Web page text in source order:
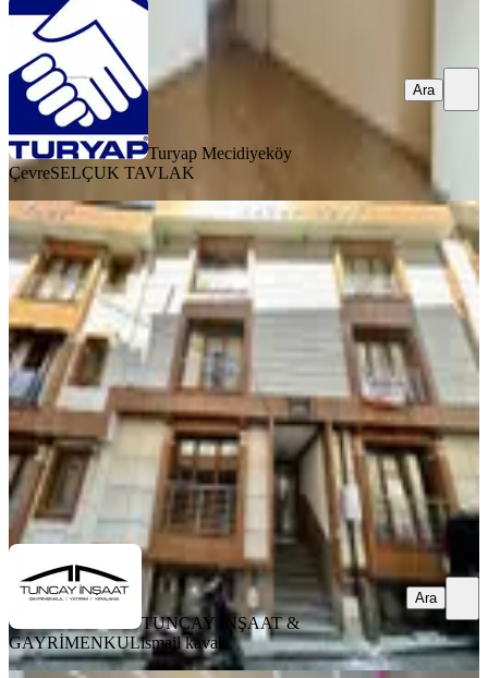
Turyap Mecidiyeköy
ÇevreSELÇUK TAVLAK
Ara
KOMBİLİ
Tuncaydan Cadde Arkası Yeni İçi Boş
Satılık 1+1 Daire
Şişli, Kuştepe Mahallesi
1+1
·60 m²·Kot 1 16.07.2026
3.000.000 ₺
TUNCAY İNŞAAT & GAYRİMENKUL ismail kavak
Ara
TUNCAY İNŞAAT &
GAYRİMENKULismail kavak
Ara